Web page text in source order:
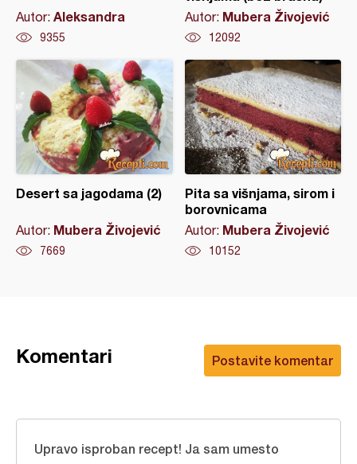
Autor: Aleksandra
9355
Autor: Mubera Živojević
12092
Desert sa jagodama (2)
Autor: Mubera Živojević
7669
Pita sa višnjama, sirom i
borovnicama
Autor: Mubera Živojević
10152
Postavite komentar
Komentari
Upravo isproban recept! Ja sam umesto